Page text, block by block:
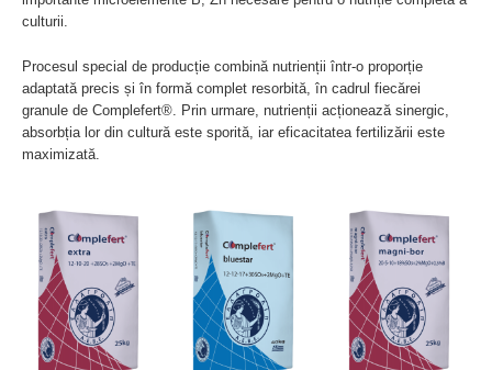
culturii.
Procesul special de producție combină nutrienții într-o proporție
adaptată precis și în formă complet resorbită, în cadrul fiecărei
granule de Complefert®. Prin urmare, nutrienții acționează sinergic,
absorbția lor din cultură este sporită, iar eficacitatea fertilizării este
maximizată.